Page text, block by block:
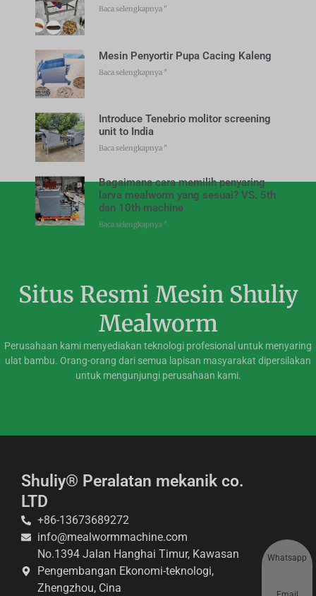
Baca selengkapnya "
Mesin Penyortir Pupa Cacing Kaleng
Baca selengkapnya "
Introduce Tenebrio molitor screening
unit to India
Baca selengkapnya "
Bagaimana cara memilih penyaring
larva mealworm yang sesuai? VS. 5th
dan 10th machine
Baca selengkapnya "
Situs Resmi Mesin Shuliy
Mealworm
Perusahaan kami menyediakan teknologi profesional untuk menyaring
ulat bambu. Orang-orang dari semua lapisan masyarakat dipersilakan
untuk mengunjungi perusahaan kami.
Shuliy® Peralatan mekanik co.
LTD
+86-13673689272
info@mealwormmachine.com
No.1394 Jalan Hanghai Timur, Kawasan
Pengembangan Ekonomi-teknologi,
Zhengzhou, Cina
Whatsapp